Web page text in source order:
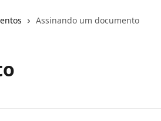
Assinando um documento